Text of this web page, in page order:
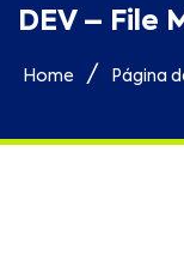
DEV – File
Home / Página